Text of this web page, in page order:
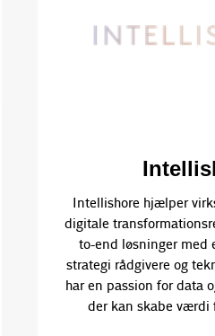
Intellishore hjælper
digitale
to-end løsninger med
strategi rådgivere og
har en passion for data
der kan skabe værdi